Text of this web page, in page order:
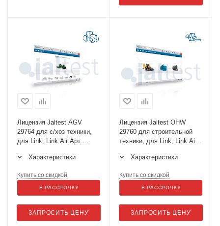
Лицензия Jaltest AGV
29764 для с/хоз техники,
для Link, Link Air Арт.
Характеристики
ЗАПРОСИТЬ ЦЕНУ
Купить со скидкой
В РАССРОЧКУ
Лицензия Jaltest OHW
29760 для строительной
техники, для Link, Link Air
Характеристики
ЗАПРОСИТЬ ЦЕНУ
Купить со скидкой
В РАССРОЧКУ